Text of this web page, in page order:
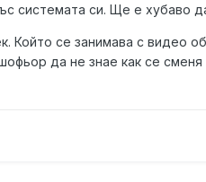
системата си. Ще е хубаво
Който се занимава с видео
да не знае как се